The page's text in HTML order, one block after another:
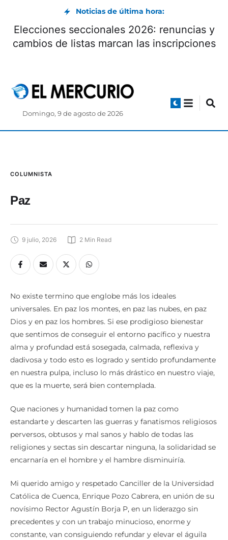
Noticias de última hora:
Elecciones seccionales 2026: renuncias y
cambios de listas marcan las inscripciones
Domingo, 9 de agosto de 2026
COLUMNISTA
Paz
9 julio, 2026 2 Min Read
No existe termino que englobe más los ideales
universales. En paz los montes, en paz las nubes, en paz
Dios y en paz los hombres. Si ese prodigioso bienestar
que sentimos de conseguir el entorno pacífico y nuestra
alma y profundad está sosegada, calmada, reflexiva y
dadivosa y todo esto es logrado y sentido profundamente
en nuestra pulpa, incluso lo más drástico en nuestro viaje,
que es la muerte, será bien contemplada.
Que naciones y humanidad tomen la paz como
estandarte y descarten las guerras y fanatismos religiosos
perversos, obtusos y mal sanos y hablo de todas las
religiones y sectas sin descartar ninguna, la solidaridad se
encarnaría en el hombre y el hambre disminuiría.
Mi querido amigo y respetado Canciller de la Universidad
Católica de Cuenca, Enrique Pozo Cabrera, en unión de su
novísimo Rector Agustín Borja P, en un liderazgo sin
precedentes y con un trabajo minucioso, enorme y
constante, van consiguiendo refundar y elevar el águila